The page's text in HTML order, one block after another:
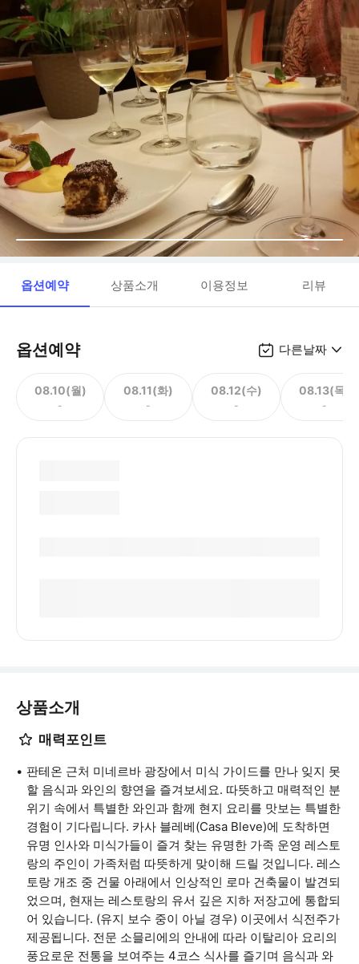
옵션예약 상품소개 이용정보 리뷰
옵션예약 다른날짜
08.10(월)
-
08.11(화)
-
08.12(수)
-
08.13(목)
-
상품소개
매력포인트
판테온 근처 미네르바 광장에서 미식 가이드를 만나 잊지 못
할 음식과 와인의 향연을 즐겨보세요. 따뜻하고 매력적인 분
위기 속에서 특별한 와인과 함께 현지 요리를 맛보는 특별한
경험이 기다립니다. 카사 블레베(Casa Bleve)에 도착하면
유명 인사와 미식가들이 즐겨 찾는 유명한 가족 운영 레스토
랑의 주인이 가족처럼 따뜻하게 맞이해 드릴 것입니다. 레스
토랑 개조 중 건물 아래에서 인상적인 로마 건축물이 발견되
었으며, 현재는 레스토랑의 유서 깊은 지하 저장고에 통합되
어 있습니다. (유지 보수 중이 아닐 경우) 이곳에서 식전주가
제공됩니다. 전문 소믈리에의 안내에 따라 이탈리아 요리의
풍요로운 전통을 보여주는 4코스 식사를 즐기며 음식과 와